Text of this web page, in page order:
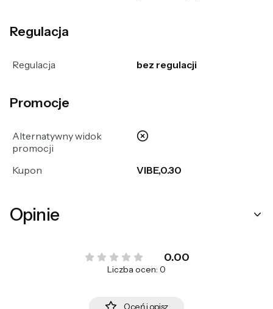
Regulacja
Regulacja bez regulacji
Promocje
Alternatywny widok
promocji
nie
Kupon VIBE,0.30
Opinie
0.00
Liczba ocen: 0
Oceń i opisz